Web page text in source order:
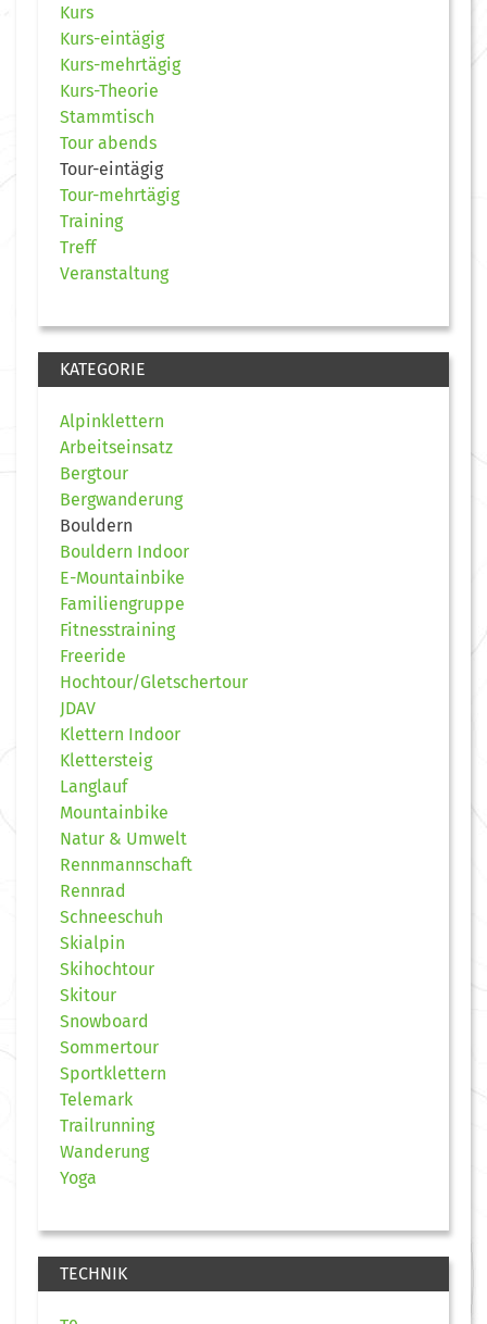
Kurs
Kurs-eintägig
Kurs-mehrtägig
Kurs-Theorie
Stammtisch
Tour abends
Tour-eintägig
Tour-mehrtägig
Training
Treff
Veranstaltung
KATEGORIE
Alpinklettern
Arbeitseinsatz
Bergtour
Bergwanderung
Bouldern
Bouldern Indoor
E-Mountainbike
Familiengruppe
Fitnesstraining
Freeride
Hochtour/Gletschertour
JDAV
Klettern Indoor
Klettersteig
Langlauf
Mountainbike
Natur & Umwelt
Rennmannschaft
Rennrad
Schneeschuh
Skialpin
Skihochtour
Skitour
Snowboard
Sommertour
Sportklettern
Telemark
Trailrunning
Wanderung
Yoga
TECHNIK